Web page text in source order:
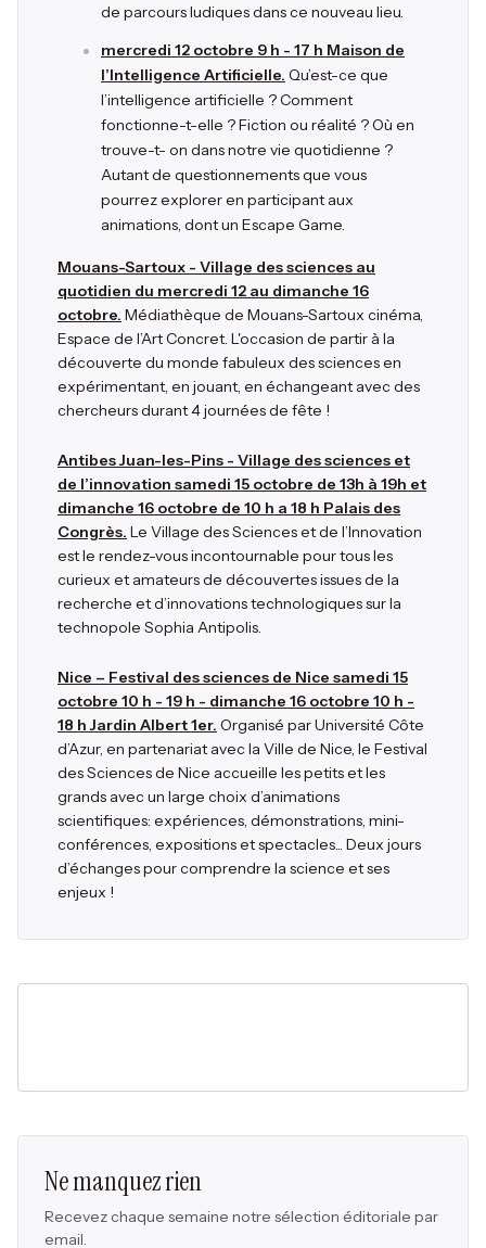
de parcours ludiques dans ce nouveau lieu.
mercredi 12 octobre 9 h - 17 h Maison de
l’Intelligence Artificielle. Qu’est-ce que
l’intelligence artificielle ? Comment
fonctionne-t-elle ? Fiction ou réalité ? Où en
trouve-t- on dans notre vie quotidienne ?
Autant de questionnements que vous
pourrez explorer en participant aux
animations, dont un Escape Game.
Mouans-Sartoux - Village des sciences au
quotidien du mercredi 12 au dimanche 16
octobre. Médiathèque de Mouans-Sartoux cinéma,
Espace de l’Art Concret. L'occasion de partir à la
découverte du monde fabuleux des sciences en
expérimentant, en jouant, en échangeant avec des
chercheurs durant 4 journées de fête !
Antibes Juan-les-Pins - Village des sciences et
de l’innovation samedi 15 octobre de 13h à 19h et
dimanche 16 octobre de 10 h a 18 h Palais des
Congrès. Le Village des Sciences et de l’Innovation
est le rendez-vous incontournable pour tous les
curieux et amateurs de découvertes issues de la
recherche et d’innovations technologiques sur la
technopole Sophia Antipolis.
Nice – Festival des sciences de Nice samedi 15
octobre 10 h - 19 h - dimanche 16 octobre 10 h -
18 h Jardin Albert 1er. Organisé par Université Côte
d’Azur, en partenariat avec la Ville de Nice, le Festival
des Sciences de Nice accueille les petits et les
grands avec un large choix d’animations
scientifiques: expériences, démonstrations, mini-
conférences, expositions et spectacles... Deux jours
d’échanges pour comprendre la science et ses
enjeux !
Ne manquez rien
Recevez chaque semaine notre sélection éditoriale par
email.